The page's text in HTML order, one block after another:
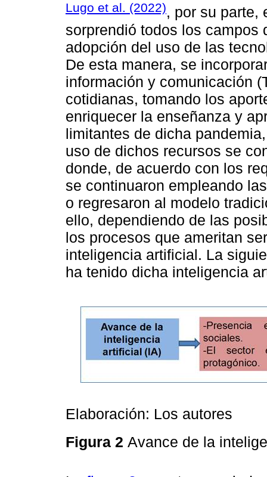
Lugo et al. (2022), por su parte,
sorprendió todos los campos
adopción del uso de las
De esta manera, se
información y comunicación
cotidianas, tomando los
enriquecer la enseñanza y
limitantes de dicha
uso de dichos recursos se
donde, de acuerdo con los
se continuaron empleando
o regresaron al modelo
ello, dependiendo de las
los procesos que ameritan
inteligencia artificial. La
ha tenido dicha inteligencia
Elaboración: Los autores
Figura 2 Avance de la